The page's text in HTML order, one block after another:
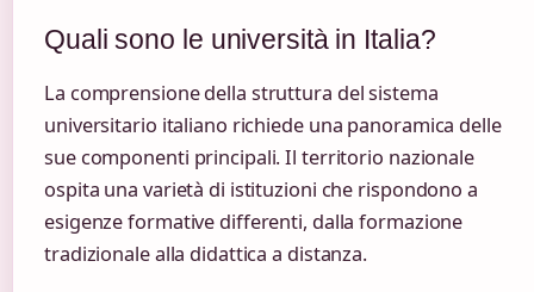
Quali sono le università in Italia?
La comprensione della struttura del sistema
universitario italiano richiede una panoramica delle
sue componenti principali. Il territorio nazionale
ospita una varietà di istituzioni che rispondono a
esigenze formative differenti, dalla formazione
tradizionale alla didattica a distanza.